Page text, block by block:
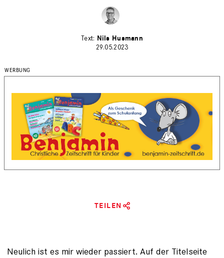
Nils Husmann
29.05.2023
TEILEN
Neulich ist es mir wieder passiert. Auf der Titelseite